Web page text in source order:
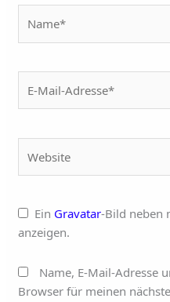
Mail-
Ein Gravatar-Bild neben
anzeigen.
Name, E-Mail-Adresse
Browser für meinen